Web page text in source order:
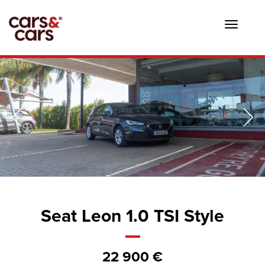
Toggle
Seat Leon 1.0 TSI Style
22 900 €